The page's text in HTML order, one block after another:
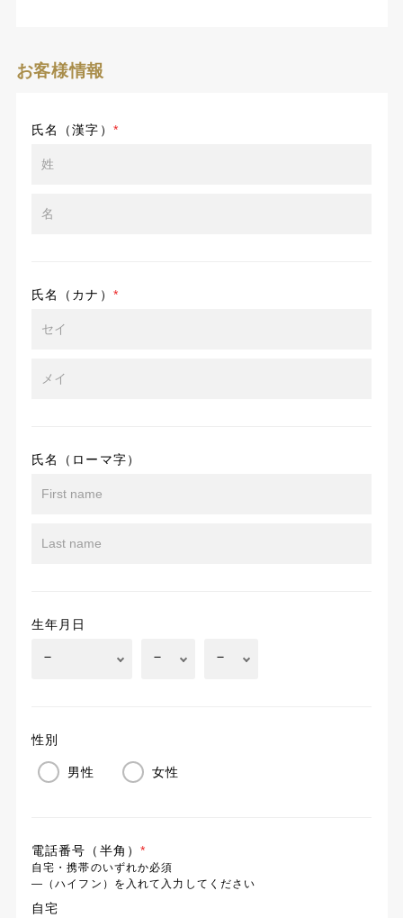
お客様情報
氏名（漢字） *
氏名（カナ） *
氏名（ローマ字）
生年月日
性別
男性 女性
電話番号（半角） *
自宅・携帯のいずれか必須
―（ハイフン）を入れて入力してください
自宅